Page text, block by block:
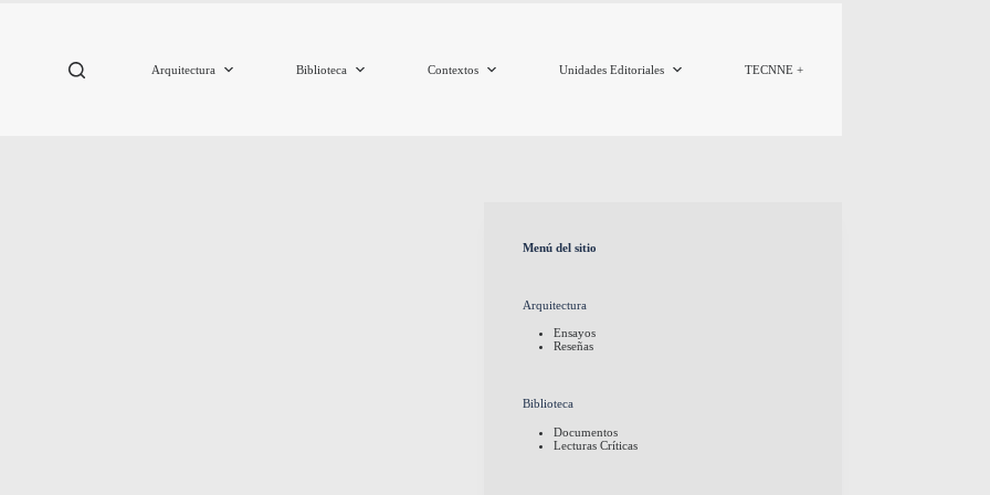
Arquitectura Biblioteca Contextos Unidades Editoriales TECNNE +
Menú del sitio
Arquitectura
Ensayos
Reseñas
Biblioteca
Documentos
Lecturas Críticas